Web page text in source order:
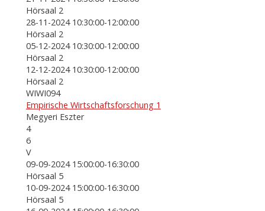
Hörsaal 2
28-11-2024 10:30:00-12:00:00
Hörsaal 2
05-12-2024 10:30:00-12:00:00
Hörsaal 2
12-12-2024 10:30:00-12:00:00
Hörsaal 2
WIWI094
Empirische Wirtschaftsforschung 1
Megyeri Eszter
4
6
V
09-09-2024 15:00:00-16:30:00
Hörsaal 5
10-09-2024 15:00:00-16:30:00
Hörsaal 5